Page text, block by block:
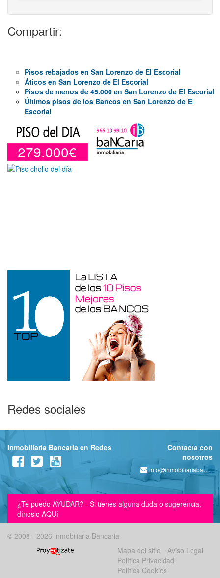
Compartir:
Pisos rebajados en San Lorenzo de El Escorial
Áticos en San Lorenzo de El Escorial
Pisos de menos de 45.000 en San Lorenzo de El Escorial
Últimos pisos de los Bancos en San Lorenzo de El
Escorial
279.000€
Redes sociales
Inmobiliaria Bancaria en Redes
Contacta con
nosotros
info@inmobiliariabancaria.com
¿Te puedo AYUDAR? - Si tienes alguna duda o sugerencia,
dínoslo AQUí
© 2008 - 2026 Inmobiliaria Bancaria
Mapa del sitio
Aviso Legal
Política Privacidad
Política Cookies